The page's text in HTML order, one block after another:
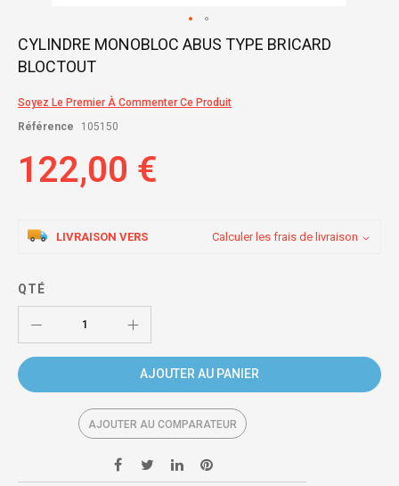
Skip
the
of
images
CYLINDRE MONOBLOC ABUS TYPE BRICARD
BLOCTOUT
Soyez Le Premier À Commenter Ce Produit
Référence
105150
122,00 €
LIVRAISON VERS Calculer les frais de livraison
QTÉ
AJOUTER AU PANIER
AJOUTER AU COMPARATEUR